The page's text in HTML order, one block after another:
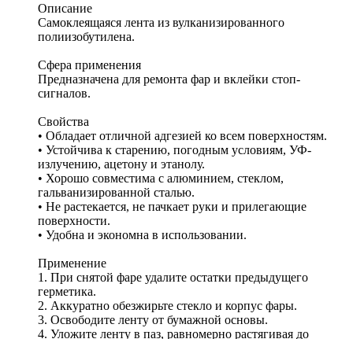
Описание
Самоклеящаяся лента из вулканизированного
полиизобутилена.
Сфера применения
Предназначена для ремонта фар и вклейки стоп-
сигналов.
Свойства
• Обладает отличной адгезией ко всем поверхностям.
• Устойчива к старению, погодным условиям, УФ-
излучению, ацетону и этанолу.
• Хорошо совместима с алюминием, стеклом,
гальванизированной сталью.
• Не растекается, не пачкает руки и прилегающие
поверхности.
• Удобна и экономна в использовании.
Применение
1. При снятой фаре удалите остатки предыдущего
герметика.
2. Аккуратно обезжирьте стекло и корпус фары.
3. Освободите ленту от бумажной основы.
4. Уложите ленту в паз, равномерно растягивая до